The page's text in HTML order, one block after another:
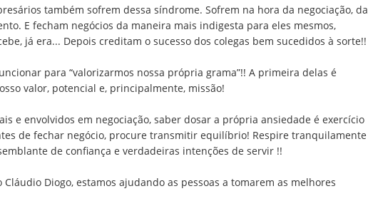
também sofrem dessa síndrome. Sofrem na hora da negociação, da
E fecham negócios da maneira mais indigesta para eles mesmos,
já era... Depois creditam o sucesso dos colegas bem sucedidos à sorte!!
para “valorizarmos nossa própria grama”!! A primeira delas é
valor, potencial e, principalmente, missão!
e envolvidos em negociação, saber dosar a própria ansiedade é exercício
de fechar negócio, procure transmitir equilíbrio! Respire tranquilamente
de confiança e verdadeiras intenções de servir !!
Diogo, estamos ajudando as pessoas a tomarem as melhores